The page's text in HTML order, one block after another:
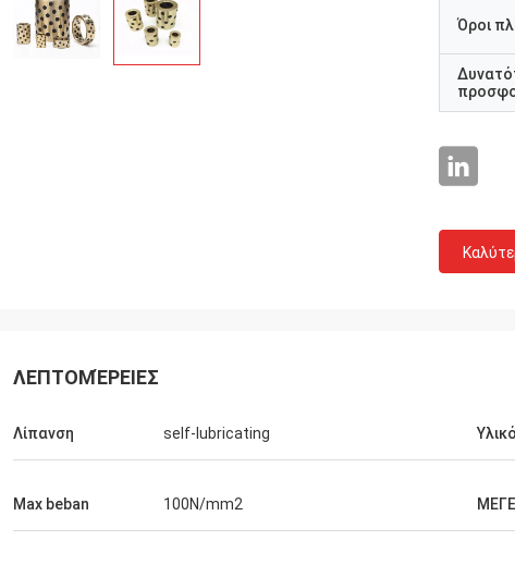
Όροι
ΛΕΠΤΟΜΈΡΕΙΕΣ
Λίπανση self-lubricating Υλικό
Max beban 100N/mm2